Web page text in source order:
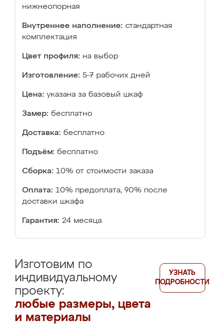
нижнеопорная
Внутреннее наполнение: стандартная
комплектация
Цвет профиля: на выбор
Изготовление: 5-7 рабочих дней
Цена: указана за базовый шкаф
Замер: бесплатно
Доставка: бесплатно
Подъём: бесплатно
Сборка: 10% от стоимости заказа
Оплата: 10% предоплата, 90% после
доставки шкафа
Гарантия: 24 месяца
Изготовим по
индивидуальному
проекту:
любые размеры, цвета
и материалы
УЗНАТЬ
ПОДРОБНОСТИ